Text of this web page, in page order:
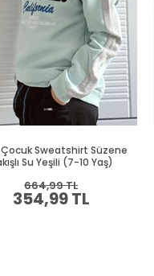
Çocuk Sweatshirt Süzene
Su Yeşili (7-10 Yaş)
354,99 TL
664,99 TL